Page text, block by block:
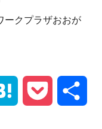
ークプラザおおが
Hatena Pocket